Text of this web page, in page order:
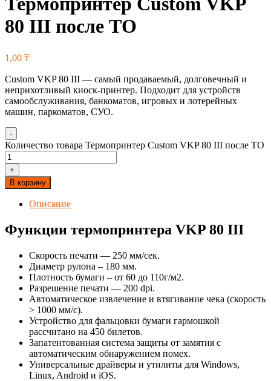
80 III после ТО
1,00 ₸
Custom VKP 80 III — самый продаваемый, долговечный и
неприхотливый киоск-принтер. Подходит для устройств
самообслуживания, банкоматов, игровых и лотерейных
машин, паркоматов, СУО.
-
Количество товара Термопринтер Custom VKP 80 III после ТО
+
В корзину
Описание
Функции термопринтера VKP 80 III
Скорость печати — 250 мм/сек.
Диаметр рулона – 180 мм.
Плотность бумаги – от 60 до 110г/м2.
Разрешение печати — 200 dpi.
Автоматическое извлечение и втягивание чека (скорость
> 1000 мм/с).
Устройство для фальцовки бумаги гармошкой
рассчитано на 450 билетов.
Запатентованная система защиты от замятия с
автоматическим обнаружением помех.
Универсальные драйверы и утилиты для Windows,
Linux, Android и iOS.